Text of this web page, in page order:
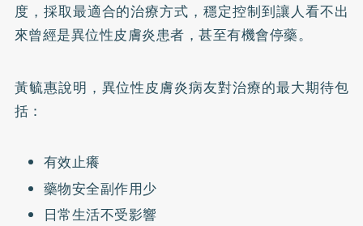
度，採取最適合的治療方式，穩定控制到讓人看不出
來曾經是異位性皮膚炎患者，甚至有機會停藥。
黃毓惠說明，異位性皮膚炎病友對治療的最大期待包
括：
有效止癢
藥物安全副作用少
日常生活不受影響